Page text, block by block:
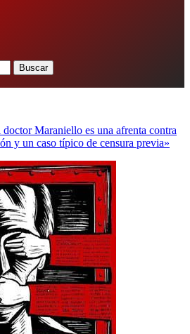
Maraniello es una afrenta contra
y un caso típico de censura previa»